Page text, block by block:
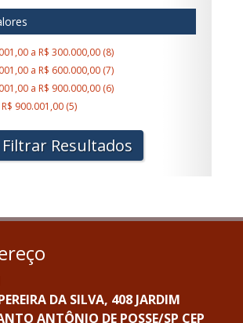
a R$ 300.000,00 (8)
a R$ 600.000,00 (7)
a R$ 900.000,00 (6)
900.001,00 (5)
Filtrar Resultados
DA SILVA, 408 JARDIM
ANTÔNIO DE POSSE/SP CEP